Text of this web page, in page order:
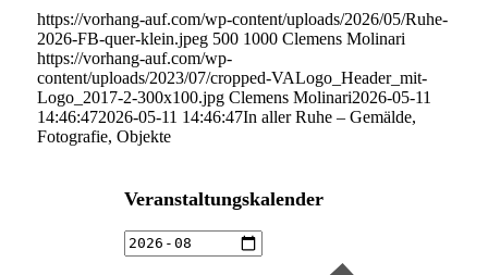
https://vorhang-auf.com/wp-content/uploads/2026/05/Ruhe-
2026-FB-quer-klein.jpeg 500 1000 Clemens Molinari
https://vorhang-auf.com/wp-
content/uploads/2023/07/cropped-VALogo_Header_mit-
Logo_2017-2-300x100.jpg Clemens Molinari2026-05-11
14:46:472026-05-11 14:46:47In aller Ruhe – Gemälde,
Fotografie, Objekte
Veranstaltungskalender